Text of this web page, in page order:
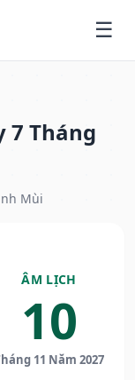
7 Tháng
Mùi
ÂM LỊCH
10
11 Năm 2027